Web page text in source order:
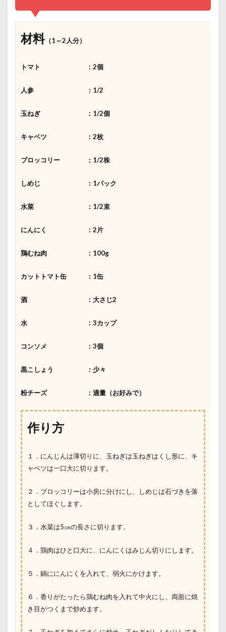
材料（1～2人分）
トマト ：2個
人参 ：1/2
玉ねぎ ：1/2個
キャベツ ：2枚
ブロッコリー ：1/2株
しめじ ：1パック
水菜 ：1/2束
にんにく ：2片
鶏むね肉 ：100g
カットトマト缶 ：1缶
酒 ：大さじ2
水 ：3カップ
コンソメ ：3個
黒こしょう ：少々
粉チーズ ：適量（お好みで）
作り方
１．にんじんは薄切りに、玉ねぎは玉ねぎはくし形に、キ
ャベツは一口大に切ります。
２．ブロッコリーは小房に分けにし、しめじは石づきを落
としてほぐします。
３．水菜は5㎝の長さに切ります。
４．鶏肉はひと口大に、にんにくはみじん切りにします。
５．鍋ににんにくを入れて、弱火にかけます。
６．香りがたったら鶏むね肉を入れて中火にし、両面に焼
き目がつくまで炒めます。